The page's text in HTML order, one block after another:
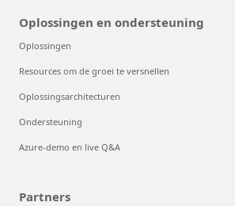
Oplossingen en ondersteuning
Oplossingen
Resources om de groei te versnellen
Oplossingsarchitecturen
Ondersteuning
Azure-demo en live Q&A
Partners